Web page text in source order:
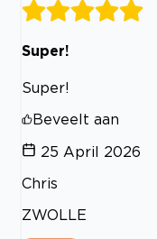
Super!
Super!
Beveelt aan
25 April 2026
Chris
ZWOLLE